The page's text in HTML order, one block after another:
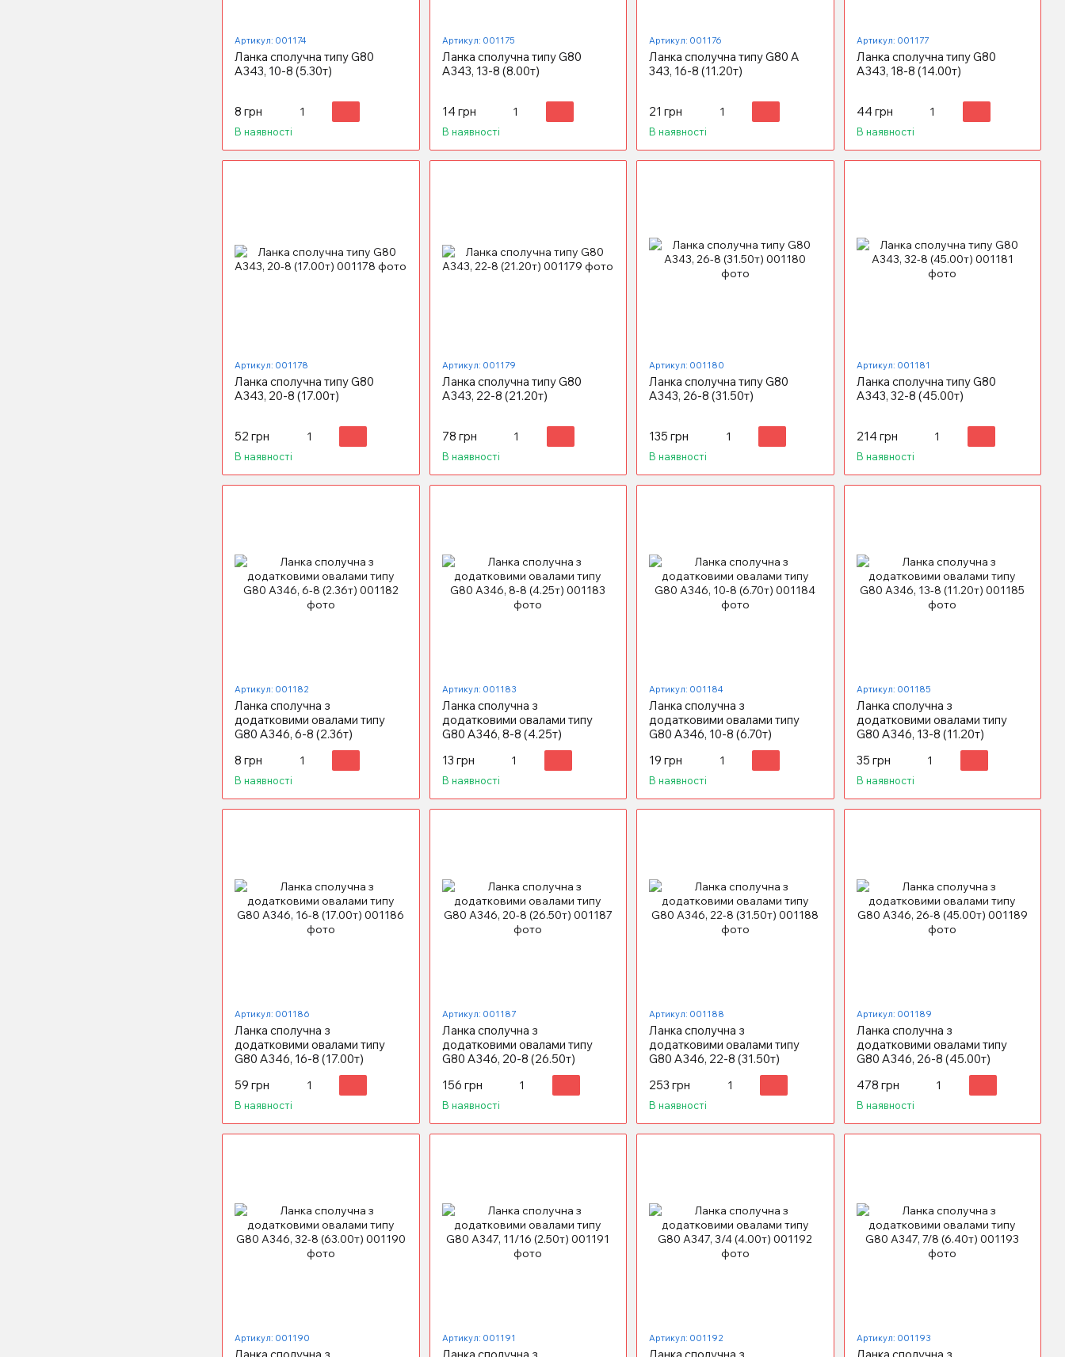
Артикул: 001174
Ланка сполучна типу G80
А343, 10-8 (5.30т)
8 грн
В наявності
Артикул: 001175
Ланка сполучна типу G80
А343, 13-8 (8.00т)
14 грн
В наявності
Артикул: 001176
Ланка сполучна типу G80 А
343, 16-8 (11.20т)
21 грн
В наявності
Артикул: 001177
Ланка сполучна типу G80
А343, 18-8 (14.00т)
44 грн
В наявності
Артикул: 001178
Ланка сполучна типу G80
А343, 20-8 (17.00т)
52 грн
В наявності
Артикул: 001179
Ланка сполучна типу G80
А343, 22-8 (21.20т)
78 грн
В наявності
Артикул: 001180
Ланка сполучна типу G80
А343, 26-8 (31.50т)
135 грн
В наявності
Артикул: 001181
Ланка сполучна типу G80
А343, 32-8 (45.00т)
214 грн
В наявності
Артикул: 001182
Ланка сполучна з
додатковими овалами типу
G80 А346, 6-8 (2.36т)
8 грн
В наявності
Артикул: 001183
Ланка сполучна з
додатковими овалами типу
G80 А346, 8-8 (4.25т)
13 грн
В наявності
Артикул: 001184
Ланка сполучна з
додатковими овалами типу
G80 А346, 10-8 (6.70т)
19 грн
В наявності
Артикул: 001185
Ланка сполучна з
додатковими овалами типу
G80 А346, 13-8 (11.20т)
35 грн
В наявності
Артикул: 001186
Ланка сполучна з
додатковими овалами типу
G80 А346, 16-8 (17.00т)
59 грн
В наявності
Артикул: 001187
Ланка сполучна з
додатковими овалами типу
G80 А346, 20-8 (26.50т)
156 грн
В наявності
Артикул: 001188
Ланка сполучна з
додатковими овалами типу
G80 А346, 22-8 (31.50т)
253 грн
В наявності
Артикул: 001189
Ланка сполучна з
додатковими овалами типу
G80 А346, 26-8 (45.00т)
478 грн
В наявності
Артикул: 001190 Артикул: 001191 Артикул: 001192 Артикул: 001193